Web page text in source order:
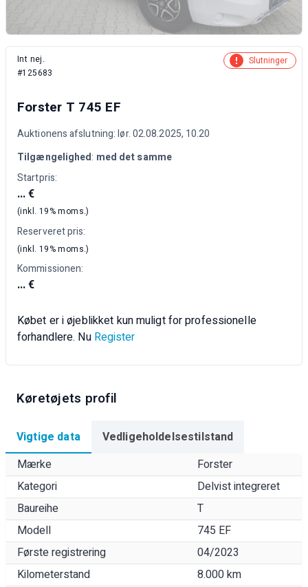
Int nej.
#125683
Slutninger
Forster T 745 EF
Auktionens afslutning: lør. 02.08.2025, 10.20
Tilgængelighed: med det samme
Startpris:
... €
(inkl. 19% moms.)
Reserveret pris:
(inkl. 19% moms.)
Kommissionen:
... €
Købet er i øjeblikket kun muligt for professionelle
forhandlere. Nu Register
Køretøjets profil
Vigtige data
Vedligeholdelsestilstand
Mærke
Forster
Kategori
Delvist integreret
Baureihe
T
Modell
745 EF
Første registrering
04/2023
Kilometerstand
8.000 km